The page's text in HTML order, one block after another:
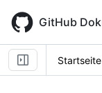
main
content
GitHub
Startseite